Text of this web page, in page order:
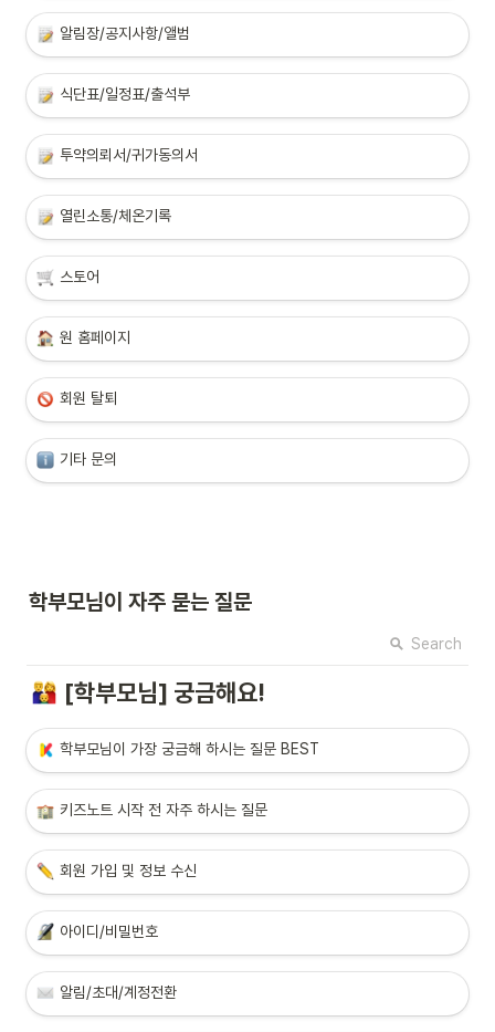
알림장/공지사항/앨범
식단표/일정표/출석부
투약의뢰서/귀가동의서
열린소통/체온기록
스토어
원 홈페이지
회원 탈퇴
기타 문의
학부모님이 자주 묻는 질문
Search
[학부모님] 궁금해요!
학부모님이 가장 궁금해 하시는 질문 BEST
키즈노트 시작 전 자주 하시는 질문
회원 가입 및 정보 수신
아이디/비밀번호
알림/초대/계정전환